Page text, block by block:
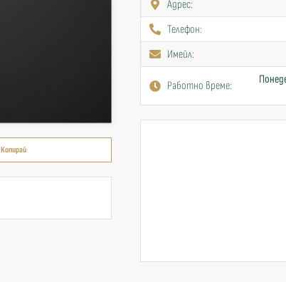
Копирай
Адрес:
Телефон:
Имейл:
Работно време: